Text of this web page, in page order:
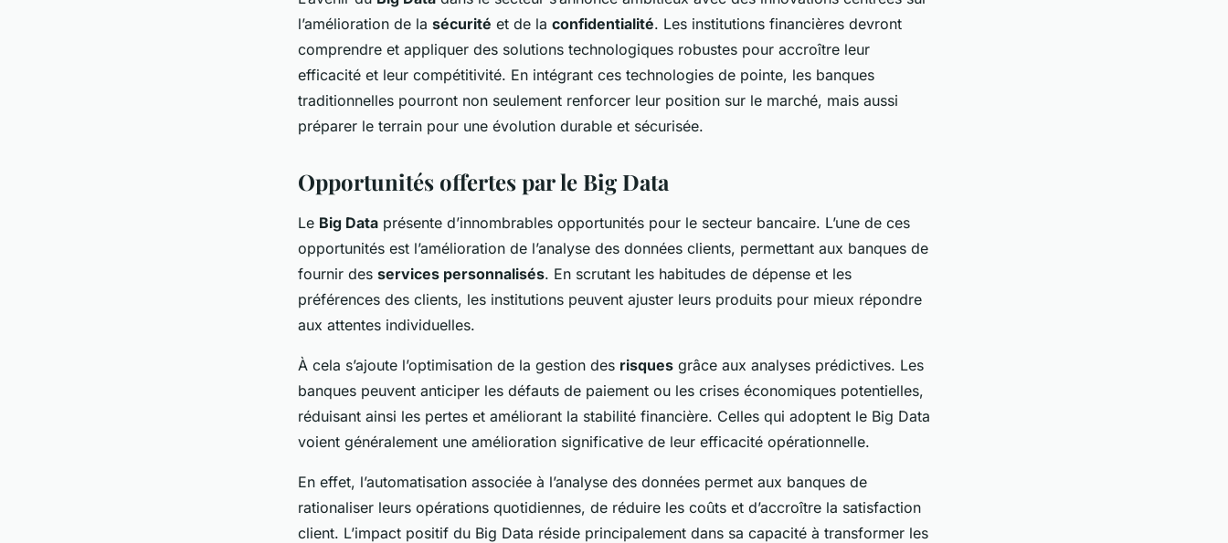
l’amélioration de la sécurité et de la confidentialité. Les institutions financières devront
comprendre et appliquer des solutions technologiques robustes pour accroître leur
efficacité et leur compétitivité. En intégrant ces technologies de pointe, les banques
traditionnelles pourront non seulement renforcer leur position sur le marché, mais aussi
préparer le terrain pour une évolution durable et sécurisée.
Opportunités offertes par le Big Data
Le Big Data présente d’innombrables opportunités pour le secteur bancaire. L’une de ces
opportunités est l’amélioration de l’analyse des données clients, permettant aux banques de
fournir des services personnalisés. En scrutant les habitudes de dépense et les
préférences des clients, les institutions peuvent ajuster leurs produits pour mieux répondre
aux attentes individuelles.
À cela s’ajoute l’optimisation de la gestion des risques grâce aux analyses prédictives. Les
banques peuvent anticiper les défauts de paiement ou les crises économiques potentielles,
réduisant ainsi les pertes et améliorant la stabilité financière. Celles qui adoptent le Big Data
voient généralement une amélioration significative de leur efficacité opérationnelle.
En effet, l’automatisation associée à l’analyse des données permet aux banques de
rationaliser leurs opérations quotidiennes, de réduire les coûts et d’accroître la satisfaction
client. L’impact positif du Big Data réside principalement dans sa capacité à transformer les